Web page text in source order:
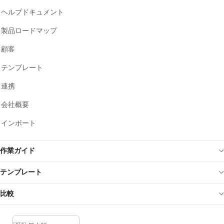
ヘルプドキュメント
製品ロードマップ
顧客
テンプレート
連携
会社概要
インポート
作業ガイド
テンプレート
比較